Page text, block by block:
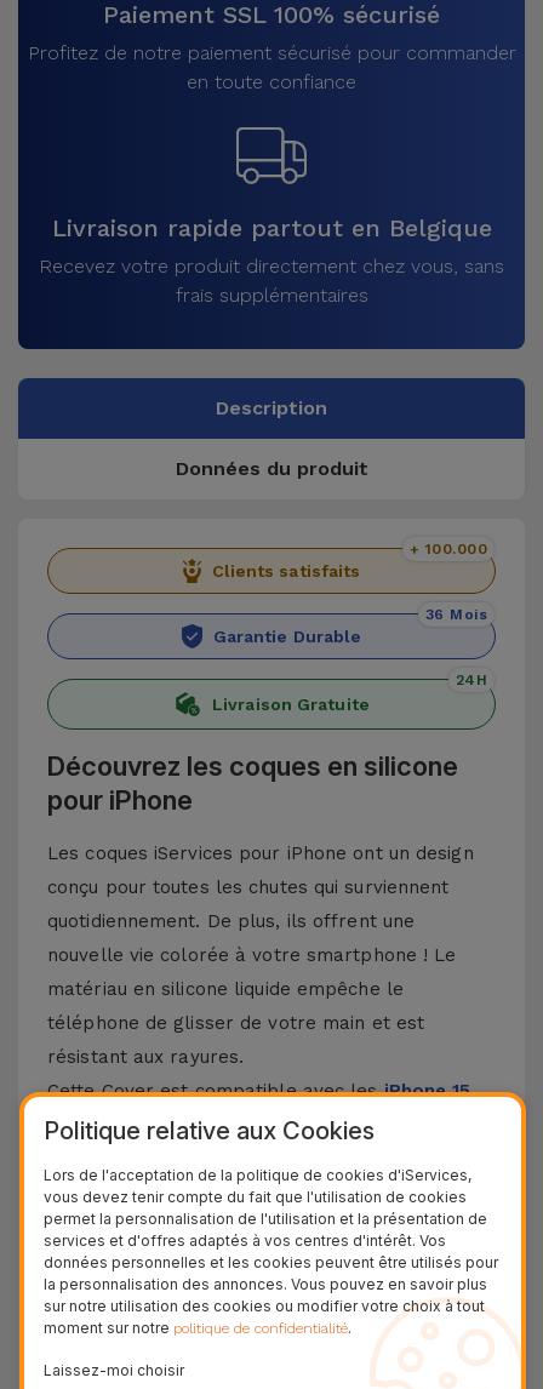
Paiement SSL 100% sécurisé
Profitez de notre paiement sécurisé pour commander
en toute confiance
Livraison rapide partout en Belgique
Recevez votre produit directement chez vous, sans
frais supplémentaires
Description
Données du produit
Clients satisfaits
+ 100.000
Garantie Durable
36 Mois
Livraison Gratuite
24H
Découvrez les coques en silicone
pour iPhone
Les coques iServices pour iPhone ont un design
conçu pour toutes les chutes qui surviennent
quotidiennement. De plus, ils offrent une
nouvelle vie colorée à votre smartphone ! Le
matériau en silicone liquide empêche le
téléphone de glisser de votre main et est
résistant aux rayures.
Cette Cover est compatible avec lesiPhone 15,
14, 13, 12, entre autres, ainsi qu'avec le modèle le
Protection à 3 couches avec coques en
silicone
Nos coques en silicone pour iPhone ont une
construction robuste et de qualité, avec une
construction à trois couches, pour éviter au
Politique relative aux Cookies
Lors de l'acceptation de la politique de cookies d'iServices,
vous devez tenir compte du fait que l'utilisation de cookies
permet la personnalisation de l'utilisation et la présentation de
services et d'offres adaptés à vos centres d'intérêt. Vos
données personnelles et les cookies peuvent être utilisés pour
la personnalisation des annonces. Vous pouvez en savoir plus
sur notre utilisation des cookies ou modifier votre choix à tout
moment sur notre politique de confidentialité.
Laissez-moi choisir